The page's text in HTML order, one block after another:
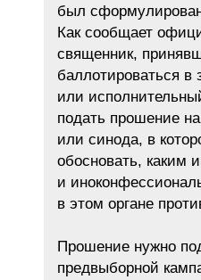
был
Как сообщает
священник,
баллотироваться в
или
подать прошение
или синода, в
обосновать, каким
и
в этом органе
Прошение нужно
предвыборной